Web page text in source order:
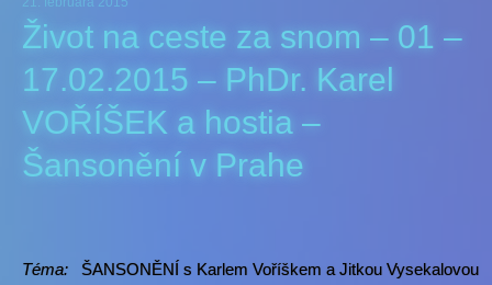
Život na ceste za snom – 01 –
17.02.2015 – PhDr. Karel
VOŘÍŠEK a hostia –
Šansonění v Prahe
Téma: ŠANSONĚNÍ s Karlem Voříškem a Jitkou Vysekalovou